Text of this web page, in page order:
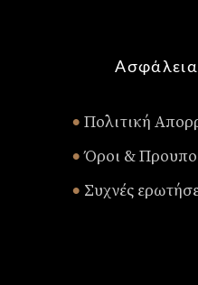
• Πολιτική
• Όροι &
• Συχνές